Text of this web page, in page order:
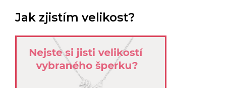
Jak zjistím velikost?